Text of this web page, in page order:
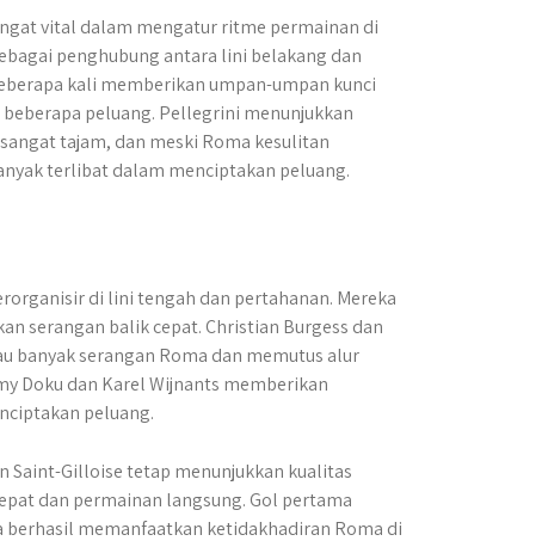
vital dalam mengatur ritme permainan di
penghubung antara lini belakang dan
kali memberikan umpan-umpan kunci
peluang. Pellegrini menunjukkan
tajam, dan meski Roma kesulitan
terlibat dalam menciptakan peluang.
di lini tengah dan pertahanan. Mereka
serangan balik cepat. Christian Burgess dan
banyak serangan Roma dan memutus alur
Doku dan Karel Wijnants memberikan
peluang.
Saint-Gilloise tetap menunjukkan kualitas
dan permainan langsung. Gol pertama
memanfaatkan ketidakhadiran Roma di